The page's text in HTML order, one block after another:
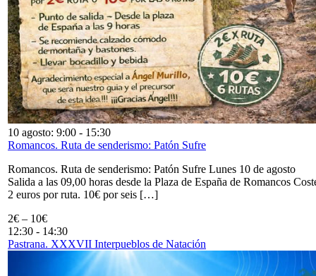
10 agosto: 9:00 - 15:30
Romancos. Ruta de senderismo: Patón Sufre
Romancos. Ruta de senderismo: Patón Sufre Lunes 10 de agosto
Salida a las 09,00 horas desde la Plaza de España de Romancos
2 euros por ruta. 10€ por seis […]
2€ – 10€
12:30 - 14:30
Pastrana. XXXVII Interpueblos de Natación